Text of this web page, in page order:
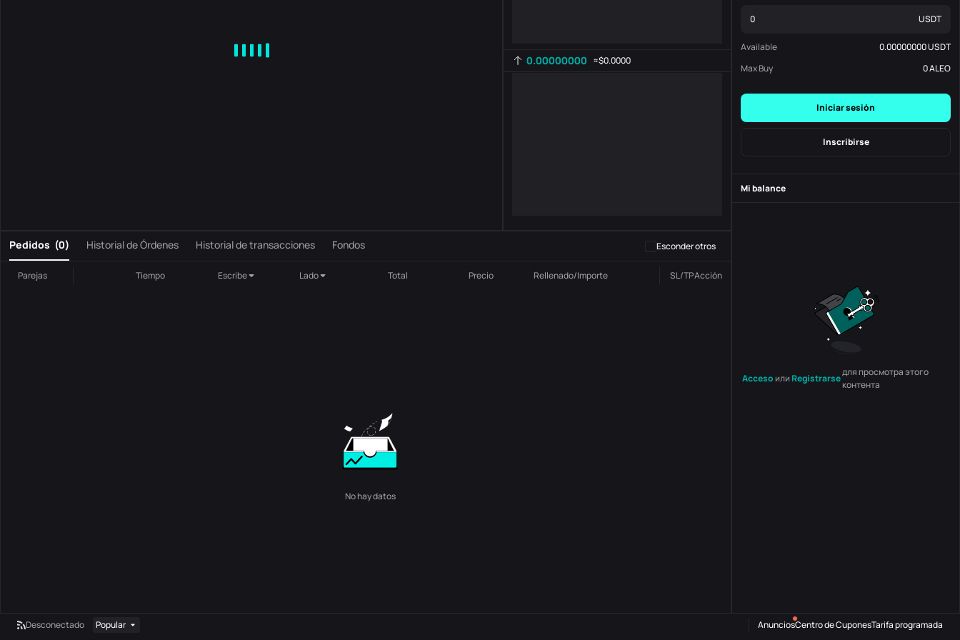
0.00000000 ≈$0.0000
-
Pedidos (0) Historial de Órdenes Historial de transacciones Fondos Esconder otros
Parejas Tiempo Escribe Lado Total Precio Rellenado/Importe SL/TPAcción
No hay datos
USDT
Available 0.00000000USDT
Max Buy
0ALEO
Iniciar sesión
Inscribirse
Mi balance
Acceso или Registrarse
для просмотра этого
контента
Desconectado Popular AnunciosCentro de CuponesTarifa programada